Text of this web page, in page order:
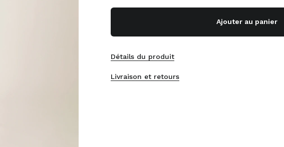
Ajouter au panier
Détails du produit
Livraison et retours